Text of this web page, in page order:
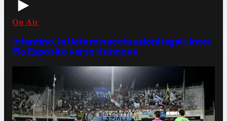
On Air
Infantino, la Uefa minaccia azioni legali. Inter,
Pio Esposito verso il rinnovo